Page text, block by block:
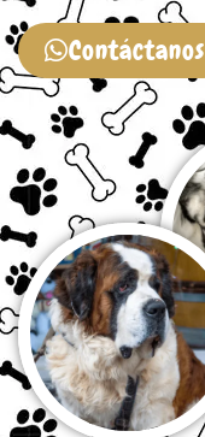
Contáctanos